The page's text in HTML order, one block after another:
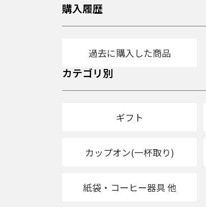
購入履歴
過去に購入した商品
カテゴリ別
ギフト
カップオン(一杯取り)
紙袋・コーヒー器具 他